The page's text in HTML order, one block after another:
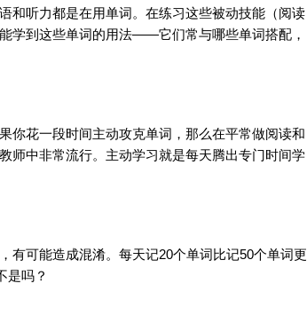
和听力都是在用单词。在练习这些被动技能（阅读
学到这些单词的用法——它们常与哪些单词搭配，
你花一段时间主动攻克单词 ，那么在平常做阅读和
师中非常流行。主动学习就是每天腾出专门时间学
，有可能造成混淆。每天记20个单词比记50个单词更
是吗？